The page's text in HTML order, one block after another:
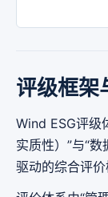
评级框架
Wind ESG评级
实质性）”与“
驱动的综合评价